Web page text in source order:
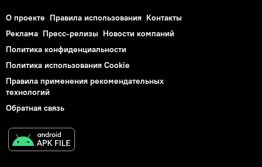
О проекте Правила использования Контакты
Реклама Пресс-релизы Новости компаний
Политика конфиденциальности
Политика использования Cookie
Правила применения рекомендательных
технологий
Обратная связь